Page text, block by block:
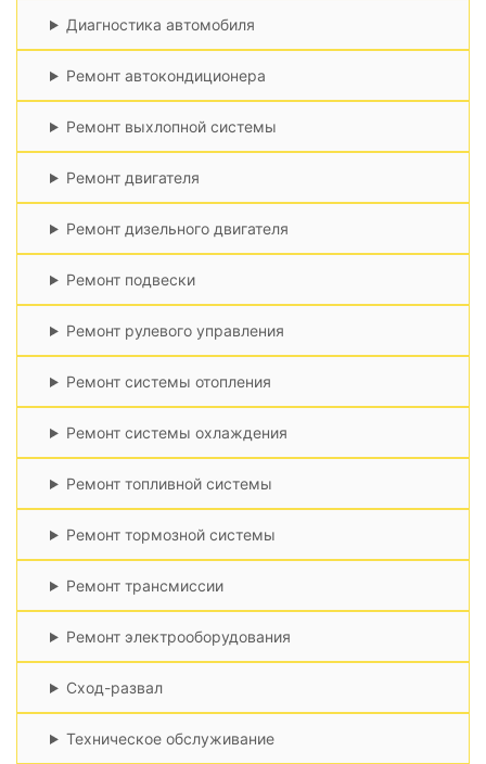
Диагностика автомобиля
Ремонт автокондиционера
Ремонт выхлопной системы
Ремонт двигателя
Ремонт дизельного двигателя
Ремонт подвески
Ремонт рулевого управления
Ремонт системы отопления
Ремонт системы охлаждения
Ремонт топливной системы
Ремонт тормозной системы
Ремонт трансмиссии
Ремонт электрооборудования
Сход-развал
Техническое обслуживание